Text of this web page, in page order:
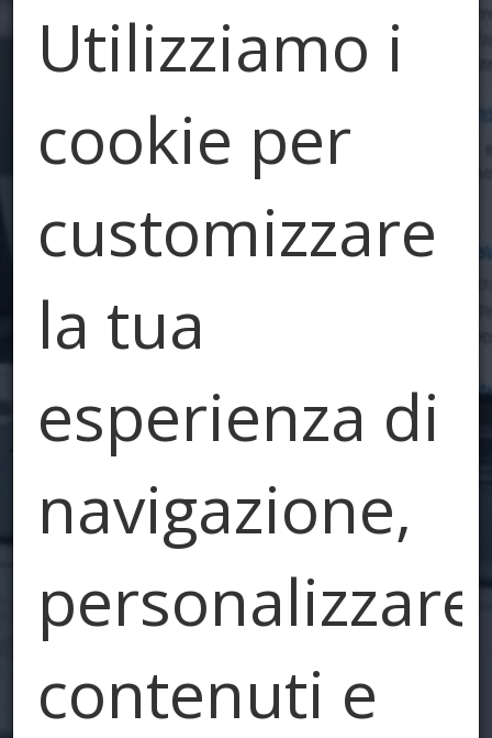
Edilizia e
Dintorni
Il nostro blog
Utilizziamo i
cookie per
customizzare
la tua
esperienza di
navigazione,
personalizzare
contenuti e